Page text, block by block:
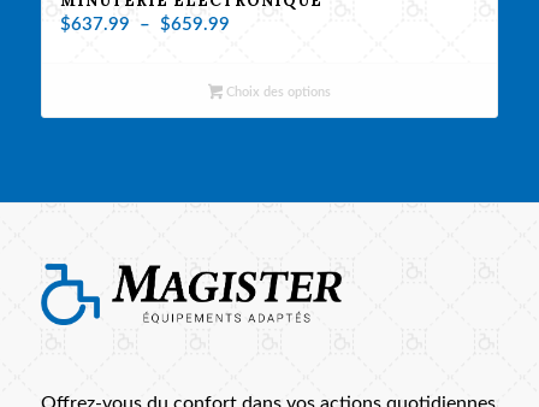
$637.99 – $659.99Plage
Choix des options